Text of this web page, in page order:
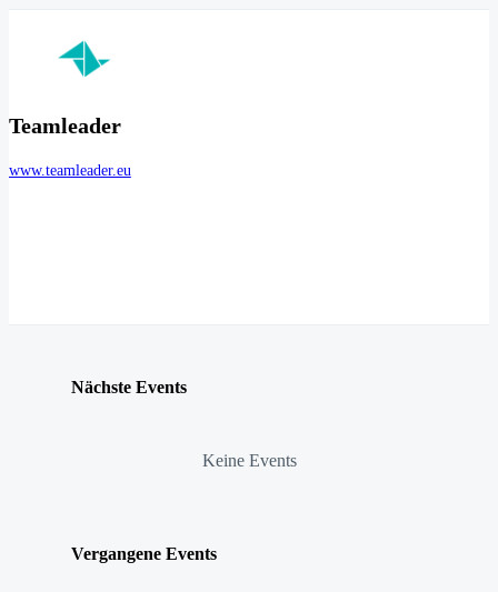
Teamleader
www.teamleader.eu
Nächste Events
Keine Events
Vergangene Events